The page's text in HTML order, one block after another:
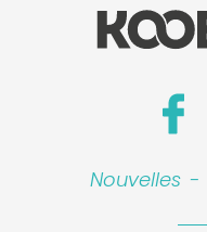
Nouvelles -